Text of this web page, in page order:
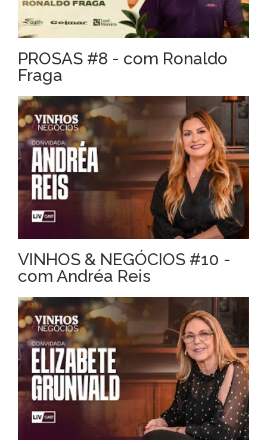
PROSAS #8 - com Ronaldo
Fraga
VINHOS & NEGÓCIOS #10 -
com Andréa Reis